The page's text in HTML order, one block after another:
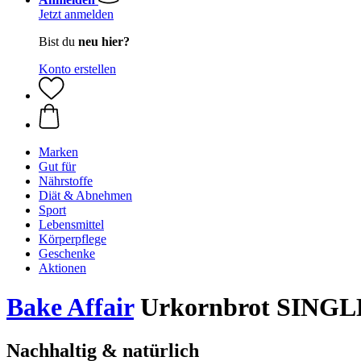
Jetzt anmelden
Bist du neu hier?
Konto erstellen
Marken
Gut für
Nährstoffe
Diät & Abnehmen
Sport
Lebensmittel
Körperpflege
Geschenke
Aktionen
Bake AffairUrkornbrot
Nachhaltig & natürlich